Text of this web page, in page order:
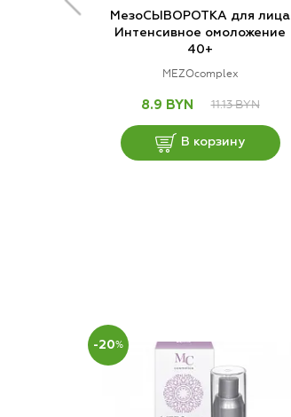
МезоСЫВОРОТКА для лица
Интенсивное омоложение
40+
MEZOcomplex
8.9 BYN 11.13 BYN
В корзину
-20%